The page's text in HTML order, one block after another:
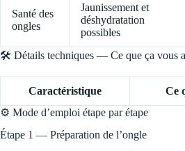
Santé des
ongles
Jaunissement et
déshydratation
possibles
🛠️ Détails techniques — Ce que ça vous
Caractéristique
Ce
⚙️ Mode d’emploi étape par étape
Étape 1 — Préparation de l’ongle